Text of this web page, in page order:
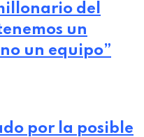
del
un
un equipo”
por la posible